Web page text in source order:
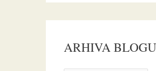
ARHIVA